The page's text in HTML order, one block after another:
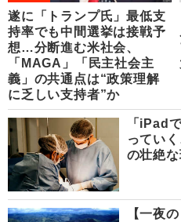
遂に「トランプ氏」最低支
持率でも中間選挙は接戦予
想…分断進む米社会、
「MAGA」「民主社会主
義」の共通点は“政策理解
に乏しい支持者”か
「iPad
ってい
の壮絶な
【一夜